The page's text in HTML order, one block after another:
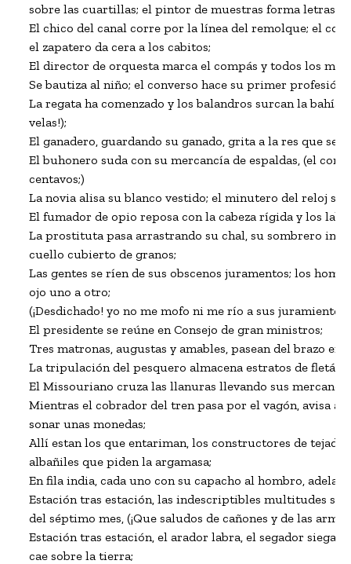
sobre las cuartillas; el pintor de muestras forma letras
El chico del canal corre por la línea del remolque; el
el zapatero da cera a los cabitos;
El director de orquesta marca el compás y todos los
Se bautiza al niño; el converso hace su primer profesión
La regata ha comenzado y los balandros surcan la bahía
velas!);
El ganadero, guardando su ganado, grita a la res que se
El buhonero suda con su mercancía de espaldas, (el
centavos;)
La novia alisa su blanco vestido; el minutero del reloj se
El fumador de opio reposa con la cabeza rígida y los
La prostituta pasa arrastrando su chal, su sombrero
cuello cubierto de granos;
Las gentes se ríen de sus obscenos juramentos; los
ojo uno a otro;
(¡Desdichado! yo no me mofo ni me río a sus
El presidente se reúne en Consejo de gran ministros;
Tres matronas, augustas y amables, pasean del brazo en
La tripulación del pesquero almacena estratos de fletán
El Missouriano cruza las llanuras llevando sus
Mientras el cobrador del tren pasa por el vagón, avisa a
sonar unas monedas;
Allí estan los que entariman, los constructores de
albañiles que piden la argamasa;
En fila india, cada uno con su capacho al hombro,
Estación tras estación, las indescriptibles multitudes se
del séptimo mes, (¡Que saludos de cañones y de las
Estación tras estación, el arador labra, el segador siega,
cae sobre la tierra;